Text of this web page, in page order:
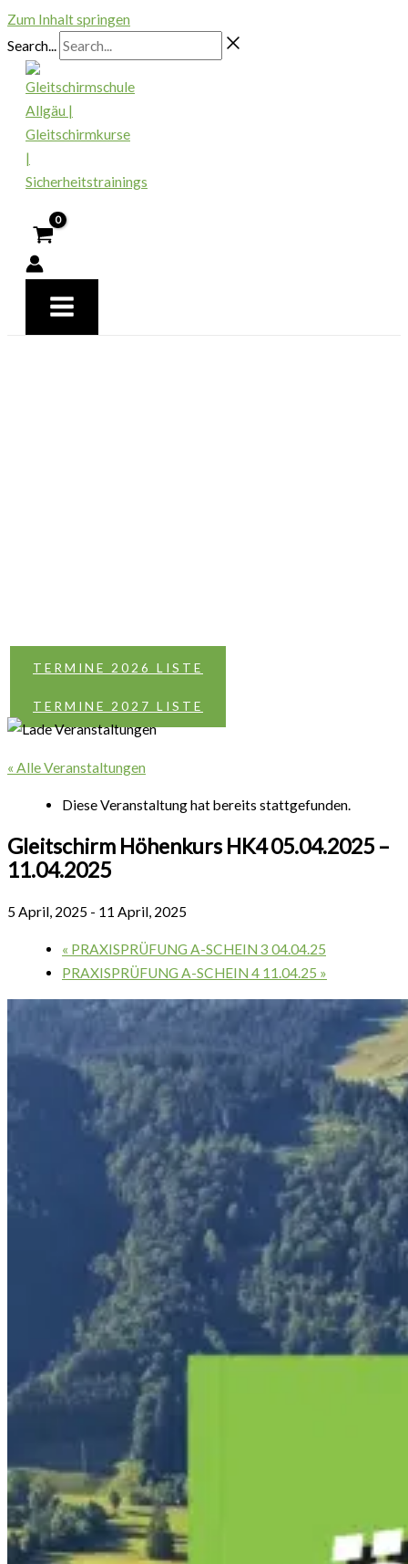
Zum Inhalt springen
Search...
TERMINE 2026 LISTE
TERMINE 2027 LISTE
« Alle Veranstaltungen
Diese Veranstaltung hat bereits stattgefunden.
Gleitschirm Höhenkurs HK4 05.04.2025 –
11.04.2025
5 April, 2025 - 11 April, 2025
« PRAXISPRÜFUNG A-SCHEIN 3 04.04.25
PRAXISPRÜFUNG A-SCHEIN 4 11.04.25 »